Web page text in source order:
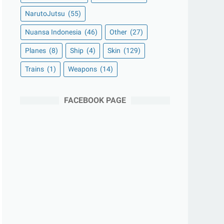
NarutoJutsu (55)
Nuansa Indonesia (46) Other (27)
Planes (8) Ship (4) Skin (129)
Trains (1) Weapons (14)
FACEBOOK PAGE